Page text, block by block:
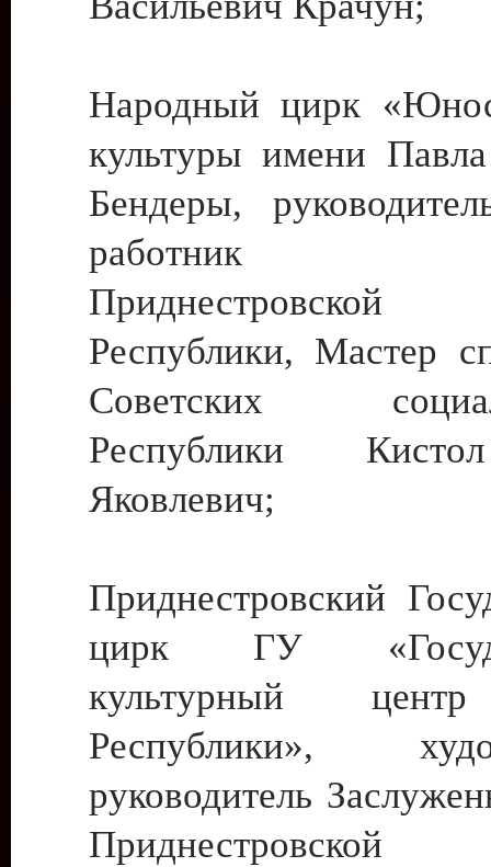
Народный цирк
культуры имени
Бендеры,
работник
Приднестровской
Республики, Мастер
Советских
Республики
Яковлевич;
Приднестровский
цирк ГУ
культурный
Республики»,
руководитель
Приднестровской